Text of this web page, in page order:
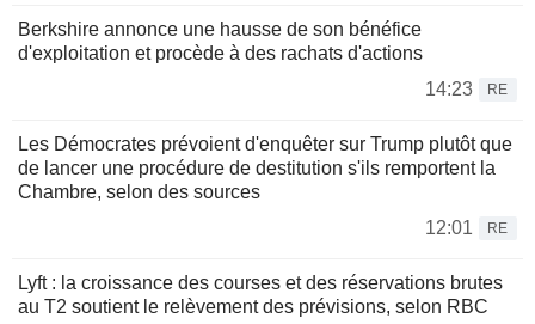
Berkshire annonce une hausse de son bénéfice
d'exploitation et procède à des rachats d'actions
14:23
RE
Les Démocrates prévoient d'enquêter sur Trump plutôt que
de lancer une procédure de destitution s'ils remportent la
Chambre, selon des sources
12:01
RE
Lyft : la croissance des courses et des réservations brutes
au T2 soutient le relèvement des prévisions, selon RBC